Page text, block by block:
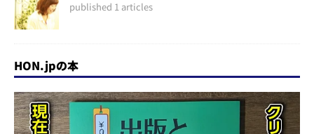
published 1 articles
HON.jpの本